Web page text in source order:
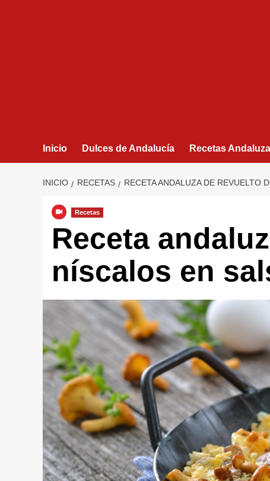
Inicio Dulces de Andalucía Recetas
INICIO RECETAS RECETA ANDALUZA DE REVUELTO
Recetas
Receta
níscalos en